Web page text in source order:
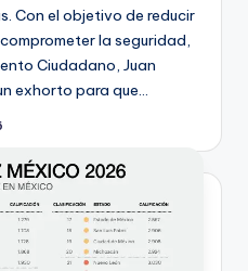
Con el objetivo de reducir
la seguridad,
Ciudadano, Juan
exhorto para que…